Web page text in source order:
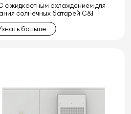
с жидкостным охлаждением для
солнечных батарей C&I
больше